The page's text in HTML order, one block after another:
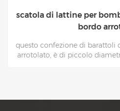
Imballaggio per tubi di
bianche per
questo confezione di tubi di
kraft bianco,l'interno è